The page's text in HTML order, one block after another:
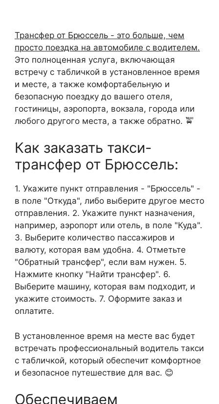
Трансфер от Брюссель - это больше, чем
просто поездка на автомобиле с водителем.
Это полноценная услуга, включающая
встречу с табличкой в установленное время
и месте, а также комфортабельную и
безопасную поездку до вашего отеля,
гостиницы, аэропорта, вокзала, города или
любого другого места, а также обратно. 🚖
Как заказать такси-
трансфер от Брюссель:
1. Укажите пункт отправления - "Брюссель" -
в поле "Откуда", либо выберите другое место
отправления. 2. Укажите пункт назначения,
например, аэропорт или отель, в поле "Куда".
3. Выберите количество пассажиров и
валюту, которая вам удобна. 4. Отметьте
"Обратный трансфер", если вам нужен. 5.
Нажмите кнопку "Найти трансфер". 6.
Выберите машину, которая вам подходит, и
укажите стоимость. 7. Оформите заказ и
оплатите.
В установленное время на месте вас будет
встречать профессиональный водитель такси
с табличкой, который обеспечит комфортное
и безопасное путешествие для вас. 😊
Обеспечиваем